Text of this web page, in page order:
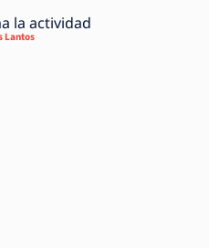
la actividad
Lantos